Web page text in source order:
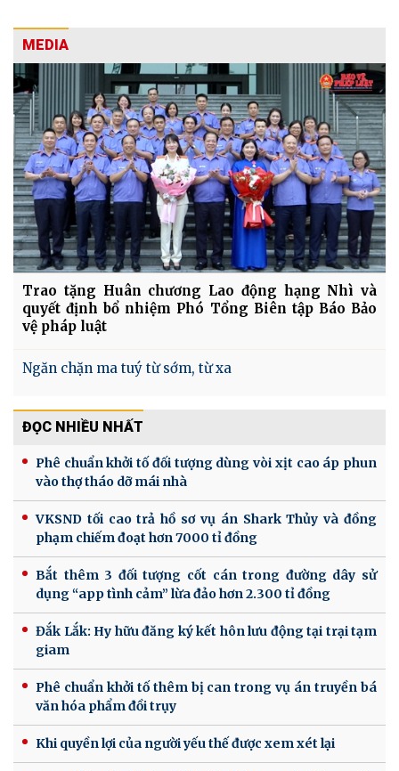
MEDIA
Trao tặng Huân chương Lao động hạng Nhì và
quyết định bổ nhiệm Phó Tổng Biên tập Báo Bảo
vệ pháp luật
Ngăn chặn ma tuý từ sớm, từ xa
ĐỌC NHIỀU NHẤT
Phê chuẩn khởi tố đối tượng dùng vòi xịt cao áp phun
vào thợ tháo dỡ mái nhà
VKSND tối cao trả hồ sơ vụ án Shark Thủy và đồng
phạm chiếm đoạt hơn 7000 tỉ đồng
Bắt thêm 3 đối tượng cốt cán trong đường dây sử
dụng “app tình cảm” lừa đảo hơn 2.300 tỉ đồng
Đắk Lắk: Hy hữu đăng ký kết hôn lưu động tại trại tạm
giam
Phê chuẩn khởi tố thêm bị can trong vụ án truyền bá
văn hóa phẩm đồi trụy
Khi quyền lợi của người yếu thế được xem xét lại